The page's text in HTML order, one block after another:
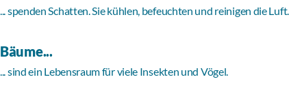
... spenden Schatten. Sie kühlen, befeuchten und reinigen die Luft.
Bäume...
... sind ein Lebensraum für viele Insekten und Vögel.